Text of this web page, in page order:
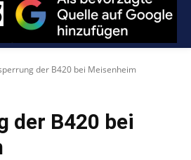
der B420 bei Meisenheim
der B420 bei